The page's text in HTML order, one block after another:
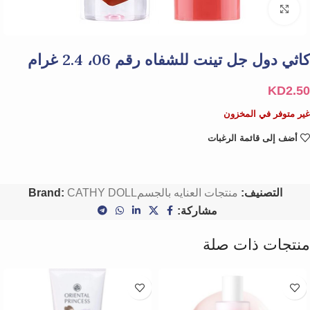
كاثي دول جل تينت للشفاه رقم 06، 2.4 غرام
KD2.50
غير متوفر في المخزون
أضف إلى قائمة الرغبات
التصنيف: منتجات العنايه بالجسم Brand: CATHY DOLL
مشاركة:
منتجات ذات صلة